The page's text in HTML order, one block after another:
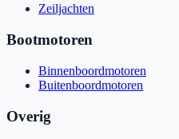
Zeiljachten
Bootmotoren
Binnenboordmotoren
Buitenboordmotoren
Overig